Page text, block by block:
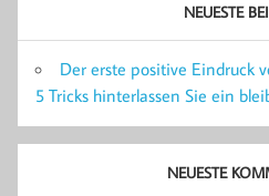
NEUESTE
Der erste positive Eindruck
5 Tricks hinterlassen Sie ein
NEUESTE